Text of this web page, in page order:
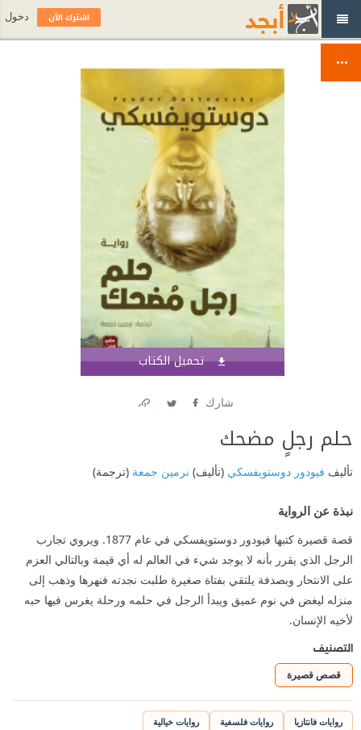
تحميل الكتاب
شارك
حلم رجلٍ مضحك
تأليف فيودور دوستويفسكي (تأليف) نرمين جمعة (ترجمة)
نبذة عن الرواية
قصة قصيرة كتبها فيودور دوستويفسكي في عام 1877. ويروي تجارب
الرجل الذي يقرر بأنه لا يوجد شيء في العالم له أي قيمة وبالتالي العزم
على الانتحار وبصدفة يلتقي بفتاة صغيرة طلبت نجدته فنهرها وذهب إلى
منزله ليغض في نوم عميق ويبدأ الرجل في حلمه ورحلة يغرس فيها حبه
لأخيه الإنسان.
التصنيف
قصص قصيرة
روايات فانتازيا روايات فلسفية روايات خيالية
اشترك الآن دخول